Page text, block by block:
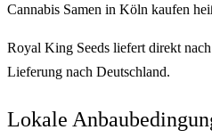
Cannabis Samen in Köln kaufen
Royal King Seeds liefert direkt
Lieferung nach Deutschland.
Lokale